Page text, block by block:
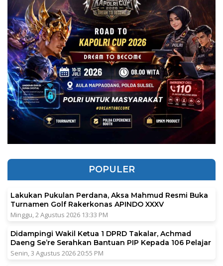
POPULER
Lakukan Pukulan Perdana, Aksa Mahmud Resmi Buka
Turnamen Golf Rakerkonas APINDO XXXV
Minggu, 2 Agustus 2026 13:33 PM
Didampingi Wakil Ketua 1 DPRD Takalar, Achmad
Daeng Se’re Serahkan Bantuan PIP Kepada 106 Pelajar
Senin, 3 Agustus 2026 20:55 PM